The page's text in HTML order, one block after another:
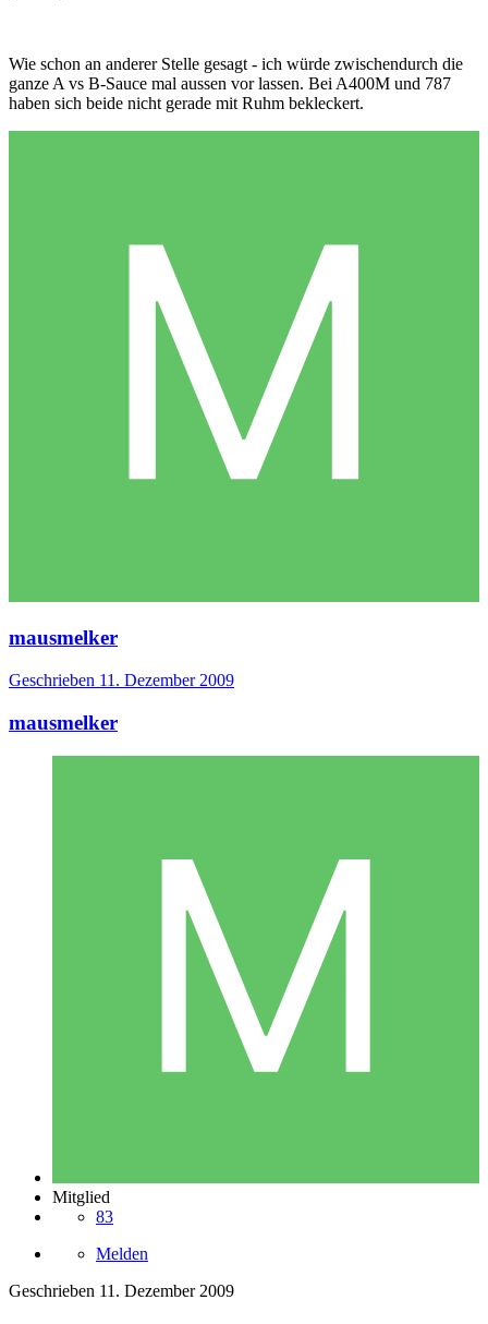
Wie schon an anderer Stelle gesagt - ich würde zwischendurch die
ganze A vs B-Sauce mal aussen vor lassen. Bei A400M und 787
haben sich beide nicht gerade mit Ruhm bekleckert.
mausmelker
Geschrieben 11. Dezember 2009
mausmelker
Mitglied
83
Melden
Geschrieben 11. Dezember 2009